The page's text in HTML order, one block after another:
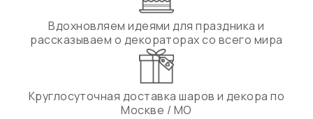
Вдохновляем идеями для праздника и
рассказываем о декораторах со всего мира
Круглосуточная доставка шаров и декора по
Москве / МО